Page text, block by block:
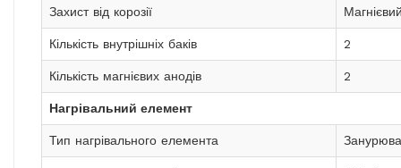
Захист від корозії
Кількість внутрішніх баків 2
Кількість магнієвих анодів 2
Нагрівальний елемент
Тип нагрівального елемента